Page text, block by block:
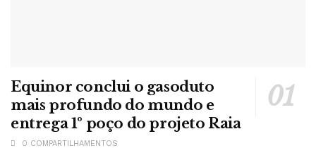
Equinor conclui o gasoduto
mais profundo do mundo e
entrega 1º poço do projeto Raia
0 COMPARTILHAMENTOS